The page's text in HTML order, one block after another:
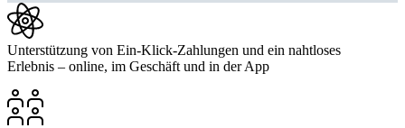
Unterstützung von Ein-Klick-Zahlungen und ein nahtloses
Erlebnis – online, im Geschäft und in der App